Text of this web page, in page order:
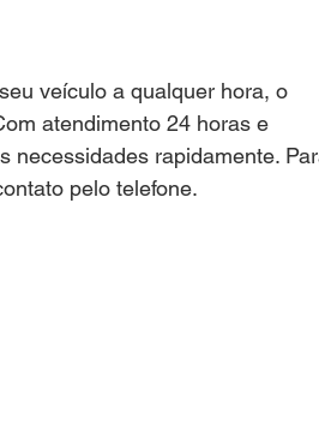
veículo a qualquer hora, o
atendimento 24 horas e
necessidades rapidamente.
pelo telefone.